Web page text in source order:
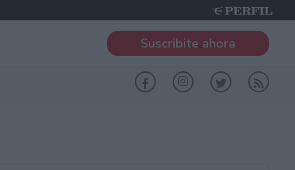
Suscribite ahora